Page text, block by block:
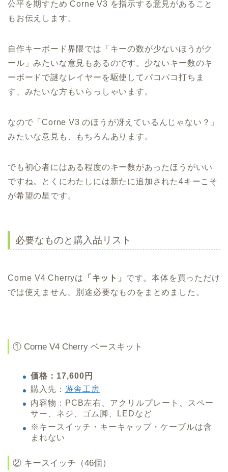
公平を期すため Corne V3 を指示する意見があること
もお伝えします。
自作キーボード界隈では「キーの数が少ないほうがク
ール」みたいな意見もあるのです。少ないキー数のキ
ーボードで謎なレイヤーを駆使してパコパコ打ちま
す、みたいな方もいらっしゃいます。
なので「Corne V3 のほうが冴えているんじゃない？」
みたいな意見も、もちろんあります。
でも初心者にはある程度のキー数があったほうがいい
ですね。とくにわたしには新たに追加された4キーこそ
が希望の星です。
必要なものと購入品リスト
Corne V4 Cherryは 「キット」 です。本体を買っただけ
では使えません。別途必要なものをまとめました。
① Corne V4 Cherry ベースキット
価格：17,600円
購入先： 遊舎工房
内容物：PCB左右、アクリルプレート、スペー
サー、ネジ、ゴム脚、LEDなど
※キースイッチ・キーキャップ・ケーブルは含
まれない
② キースイッチ（46個）